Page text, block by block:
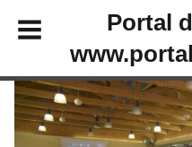
Portal